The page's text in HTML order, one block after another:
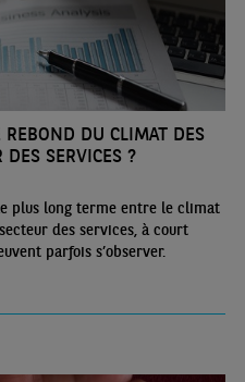
DU CLIMAT DES
DES SERVICES ?
plus long terme entre le climat
à court
parfois s’observer.